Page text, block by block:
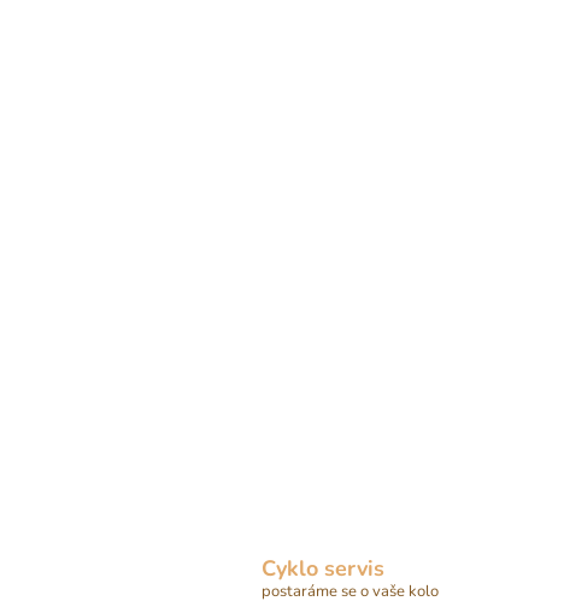
Cyklo servis
postaráme se o vaše kolo